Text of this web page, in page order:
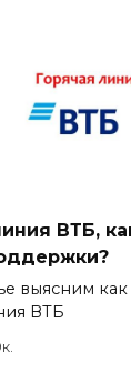
ВТБ,
выясним
ВТБ